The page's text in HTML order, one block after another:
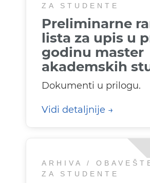
ZA STUDENTE
Preliminarne
lista za upis u
godinu master
akademskih
Dokumenti u prilogu.
Vidi detaljnije
ARHIVA /
ZA STUDENTE